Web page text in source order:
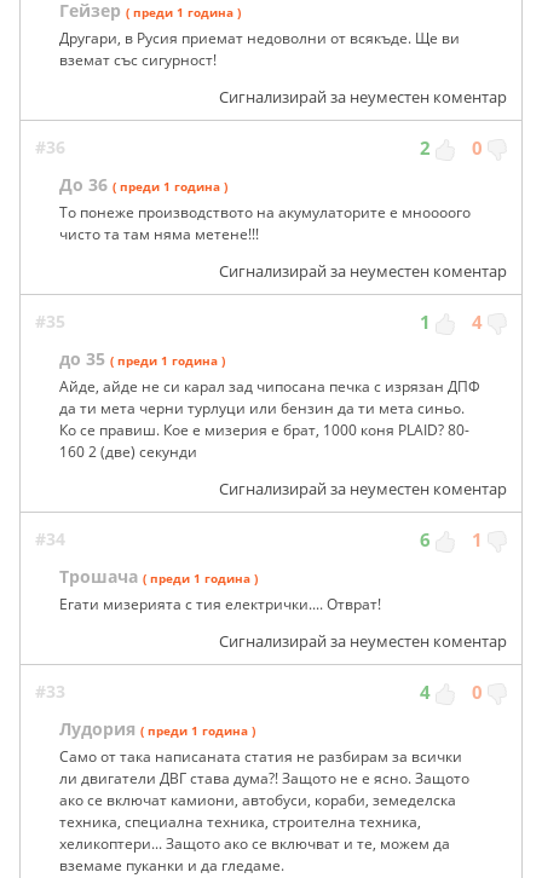
Гейзер ( преди 1 година )
Другари, в Русия приемат недоволни от всякъде. Ще ви
вземат със сигурност!
Сигнализирай за неуместен коментар
#36 2 0
До 36 ( преди 1 година )
То понеже производството на акумулаторите е мноооого
чисто та там няма метене!!!
Сигнализирай за неуместен коментар
#35 1 4
до 35 ( преди 1 година )
Айде, айде не си карал зад чипосана печка с изрязан ДПФ
да ти мета черни турлуци или бензин да ти мета синьо.
Ко се правиш. Кое е мизерия е брат, 1000 коня PLAID? 80-
160 2 (две) секунди
Сигнализирай за неуместен коментар
#34 6 1
Трошача ( преди 1 година )
Егати мизерията с тия електрички.... Отврат!
Сигнализирай за неуместен коментар
#33 4 0
Лудория ( преди 1 година )
Само от така написаната статия не разбирам за всички
ли двигатели ДВГ става дума?! Защото не е ясно. Защото
ако се включат камиони, автобуси, кораби, земеделска
техника, специална техника, строителна техника,
хеликоптери... Защото ако се включват и те, можем да
вземаме пуканки и да гледаме.